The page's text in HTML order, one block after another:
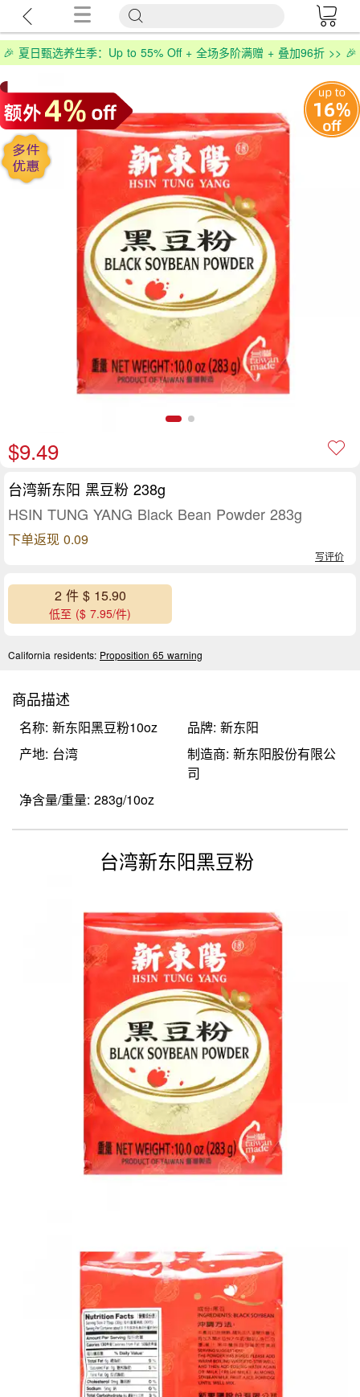
🎉 夏日甄选养生季：Up to 55% Off + 全场多阶满赠 + 叠加96折 >> 🎉
$9.49
台湾新东阳 黑豆粉 238g
HSIN TUNG YANG Black Bean Powder 283g
下单返现 0.09
写评价
2 件 $ 15.90
低至 ($ 7.95/件)
California residents: Proposition 65 warning
商品描述
名称: 新东阳黑豆粉10oz
品牌: 新东阳
产地: 台湾
制造商: 新东阳股份有限公
司
净含量/重量: 283g/10oz
台湾新东阳黑豆粉